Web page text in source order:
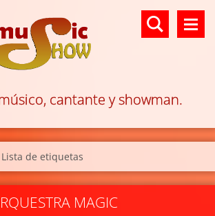
cantante y showman.
Lista de etiquetas
MAGIC